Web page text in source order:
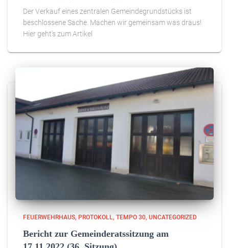
Der Verkauf eines zentralen Gemeindegrundstücks ist
beschlossene Sache. Machen wir gemeinsam was draus!
Hier geht’s zum Artikel
FEUERWEHRHAUS PROTOKOLL TEMPO 30 UNCATEGORIZED
Bericht zur Gemeinderatssitzung am